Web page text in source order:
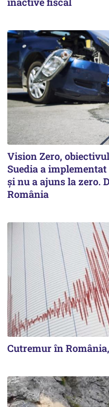
Vision Zero,
Suedia a
şi nu a ajuns la zero.
România
Cutremur în